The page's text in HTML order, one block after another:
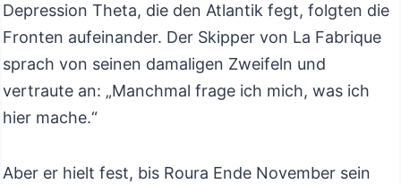
Depression Theta, die den Atlantik fegt, folgten die
Fronten aufeinander. Der Skipper von La Fabrique
sprach von seinen damaligen Zweifeln und
vertraute an: „Manchmal frage ich mich, was ich
hier mache.“
Aber er hielt fest, bis Roura Ende November sein